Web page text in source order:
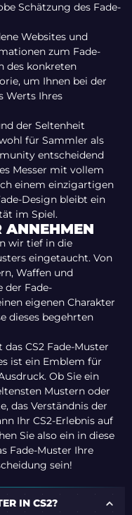
Schätzung des Fade-
Websites und
zum Fade-
des konkreten
um Ihnen bei der
Werts Ihres
der Seltenheit
für Sammler als
entscheidend
Messer mit vollem
einem einzigartigen
Design bleibt ein
im Spiel.
ANNEHMEN
wir tief in die
eingetaucht. Von
Waffen und
der Fade-
eigenen Charakter
dieses begehrten
CS2 Fade-Muster
ist ein Emblem für
Ob Sie ein
Mustern oder
das Verständnis der
Ihr CS2-Erlebnis auf
Sie also ein in diese
Fade-Muster Ihre
sein!
IN CS2?